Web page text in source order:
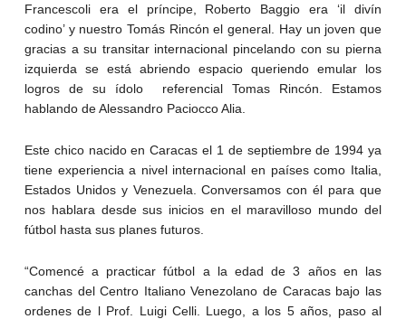
Francescoli era el príncipe, Roberto Baggio era ‘il divín
codino’ y nuestro Tomás Rincón el general. Hay un joven que
gracias a su transitar internacional pincelando con su pierna
izquierda se está abriendo espacio queriendo emular los
logros de su ídolo referencial Tomas Rincón. Estamos
hablando de Alessandro Paciocco Alia.
Este chico nacido en Caracas el 1 de septiembre de 1994 ya
tiene experiencia a nivel internacional en países como Italia,
Estados Unidos y Venezuela. Conversamos con él para que
nos hablara desde sus inicios en el maravilloso mundo del
fútbol hasta sus planes futuros.
“Comencé a practicar fútbol a la edad de 3 años en las
canchas del Centro Italiano Venezolano de Caracas bajo las
ordenes de l Prof. Luigi Celli. Luego, a los 5 años, paso al